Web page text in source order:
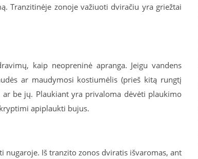
Tranzitinėje zonoje važiuoti dviračiu yra griežtai
kaip neopreninė apranga. Jeigu vandens
ar maudymosi kostiumėlis (prieš kitą rungtį
be jų. Plaukiant yra privaloma dėvėti plaukimo
apiplaukti bujus.
Iš tranzito zonos dviratis išvaromas, ant